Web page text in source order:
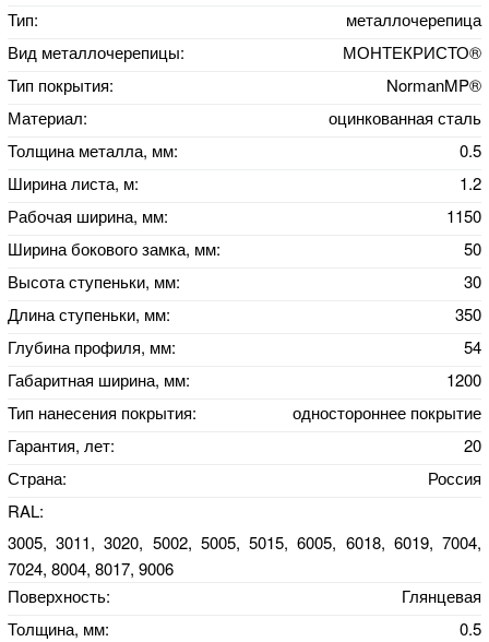
Тип:
металлочерепица
Вид металлочерепицы:
МОНТЕКРИСТО®
Тип покрытия:
NormanMP®
Материал:
оцинкованная сталь
Толщина металла, мм:
0.5
Ширина листа, м:
1.2
Рабочая ширина, мм:
1150
Ширина бокового замка, мм:
50
Высота ступеньки, мм:
30
Длина ступеньки, мм:
350
Глубина профиля, мм:
54
Габаритная ширина, мм:
1200
Тип нанесения покрытия:
одностороннее покрытие
Гарантия, лет:
20
Страна:
Россия
RAL:
3005, 3011, 3020, 5002, 5005, 5015, 6005, 6018, 6019, 7004,
7024, 8004, 8017, 9006
Поверхность:
Глянцевая
Толщина, мм:
0.5